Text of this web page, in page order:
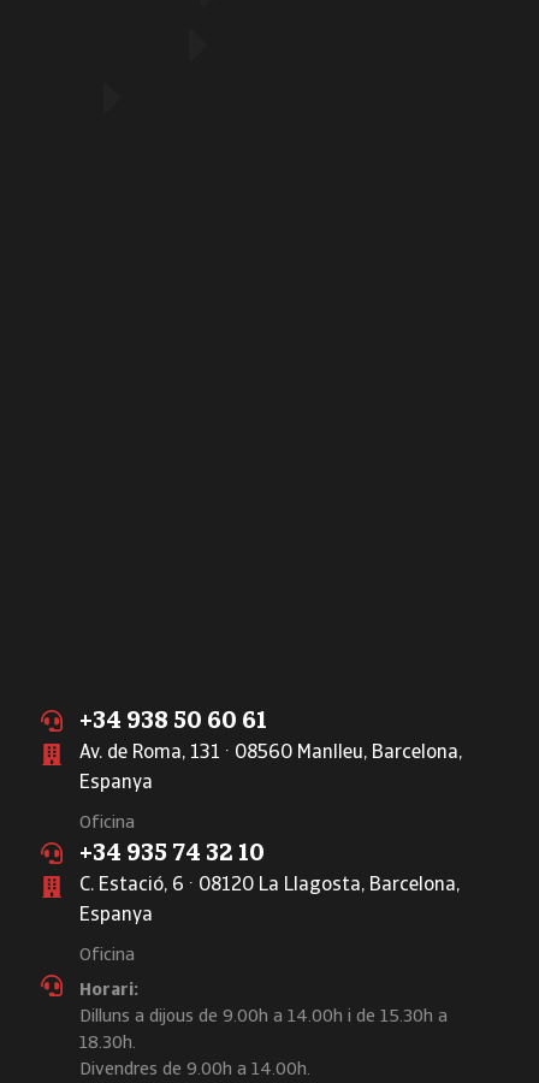
+34 938 50 60 61
Av. de Roma, 131 · 08560 Manlleu, Barcelona,
Espanya
Oficina
+34 935 74 32 10
C. Estació, 6 · 08120 La Llagosta, Barcelona,
Espanya
Oficina
Horari:
Dilluns a dijous de 9.00h a 14.00h i de 15.30h a
18.30h.
Divendres de 9.00h a 14.00h.